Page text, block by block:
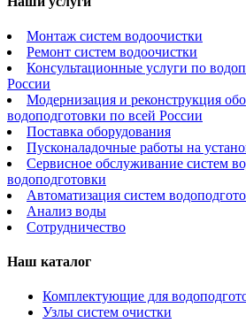
Монтаж систем водоочистки
Ремонт систем водоочистки
Консультационные услуги по
России
Модернизация и реконструкция
водоподготовки по всей России
Поставка оборудования
Пусконаладочные работы на
Сервисное обслуживание систем
водоподготовки
Автоматизация систем
Анализ воды
Сотрудничество
Наш каталог
Комплектующие для
Узлы систем очистки